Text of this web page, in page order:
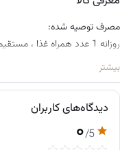
مصرف توصیه شده:
روزانه 1 عدد همراه غذا ، مستقیم بدون مایع مصرف کنید.
بیشتر
دیدگاه‌های کاربران
۰/5